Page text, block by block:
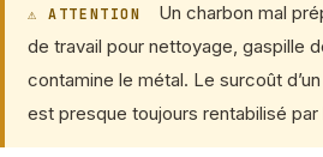
⚠ ATTENTION
Un charbon mal
de travail pour nettoyage, gaspille
contamine le métal. Le surcoût
est presque toujours rentabilisé